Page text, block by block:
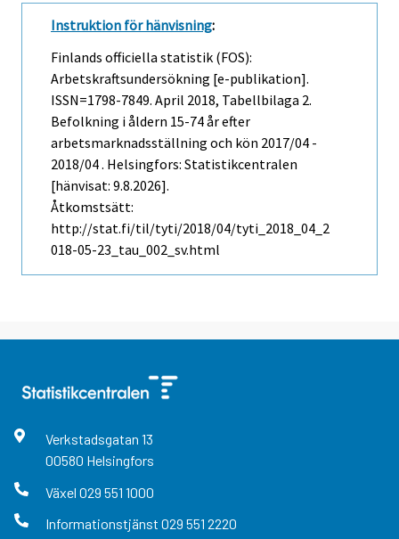
Instruktion för hänvisning:
Finlands officiella statistik (FOS):
Arbetskraftsundersökning [e-publikation].
ISSN=1798-7849. April 2018, Tabellbilaga 2.
Befolkning i åldern 15-74 år efter
arbetsmarknadsställning och kön 2017/04 -
2018/04 . Helsingfors: Statistikcentralen
[hänvisat: 9.8.2026].
Åtkomstsätt:
http://stat.fi/til/tyti/2018/04/tyti_2018_04_2
018-05-23_tau_002_sv.html
Verkstadsgatan 13
00580 Helsingfors
Växel 029 551 1000
Informationstjänst 029 551 2220